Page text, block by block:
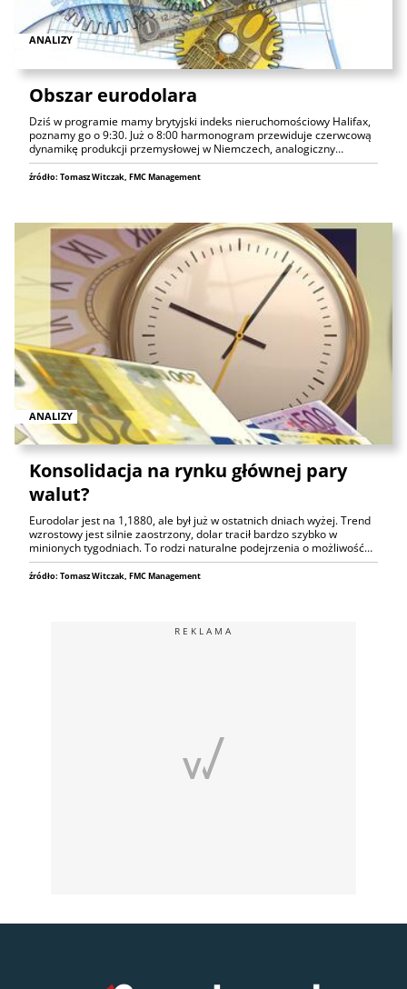
ANALIZY
Obszar eurodolara
Dziś w programie mamy brytyjski indeks nieruchomościowy Halifax,
poznamy go o 9:30. Już o 8:00 harmonogram przewiduje czerwcową
dynamikę produkcji przemysłowej w Niemczech, analogiczny…
źródło: Tomasz Witczak, FMC Management
ANALIZY
Konsolidacja na rynku głównej pary
walut?
Eurodolar jest na 1,1880, ale był już w ostatnich dniach wyżej. Trend
wzrostowy jest silnie zaostrzony, dolar tracił bardzo szybko w
minionych tygodniach. To rodzi naturalne podejrzenia o możliwość…
źródło: Tomasz Witczak, FMC Management
REKLAMA